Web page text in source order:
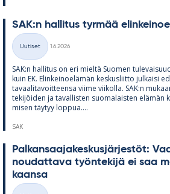
SAK:n hal­li­tus tyr­mää
Kategoriat
Uutiset
1.6.2026
SAK:n hal­li­tus on eri mieltä Suo­men
kuin EK. Elin­kei­noe­lä­män kes­kus­liitto jul­kaisi
ta­vaa­li­ta­voit­teensa viime vii­kolla. SAK:n
te­ki­jöi­den ja ta­val­lis­ten suo­ma­lais­ten elä­män
mi­sen täy­tyy lop­pua....
SAK
Pal­kan­saa­ja­kes­kus­jär­jes­töt:
nou­dat­tava työn­te­kijä ei saa
kaansa